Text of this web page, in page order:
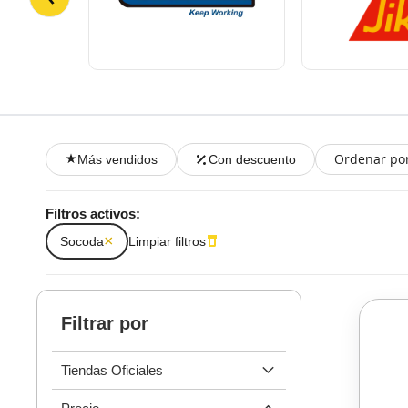
Más vendidos Con descuento Ordenar
Filtros activos:
Socoda× Limpiar filtros
Filtrar por
Tiendas Oficiales